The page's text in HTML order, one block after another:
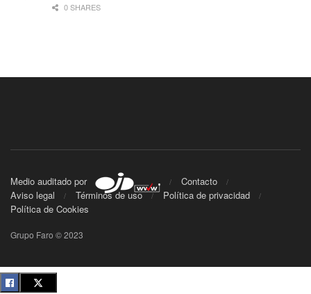
0 SHARES
Medio auditado por
Contacto
Aviso legal
Términos de uso
Política de privacidad
Política de Cookies
Grupo Faro © 2023